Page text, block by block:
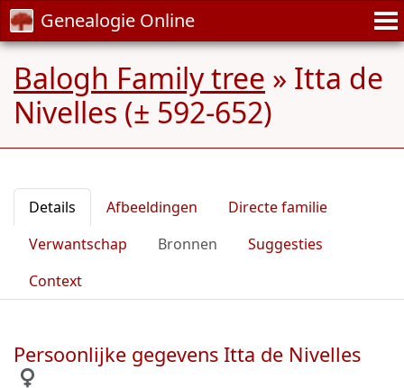
Genealogie Online
Balogh Family tree » Itta de
Nivelles (± 592-652)
Details Afbeeldingen
Directe familie
Verwantschap
Bronnen
Suggesties
Context
Persoonlijke gegevens Itta de Nivelles